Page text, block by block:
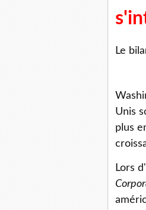
Le
Unis
plus
Lors